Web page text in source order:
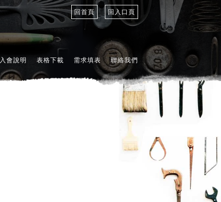
回首頁 回入口頁
入會說明 表格下載 需求填表 聯絡我們